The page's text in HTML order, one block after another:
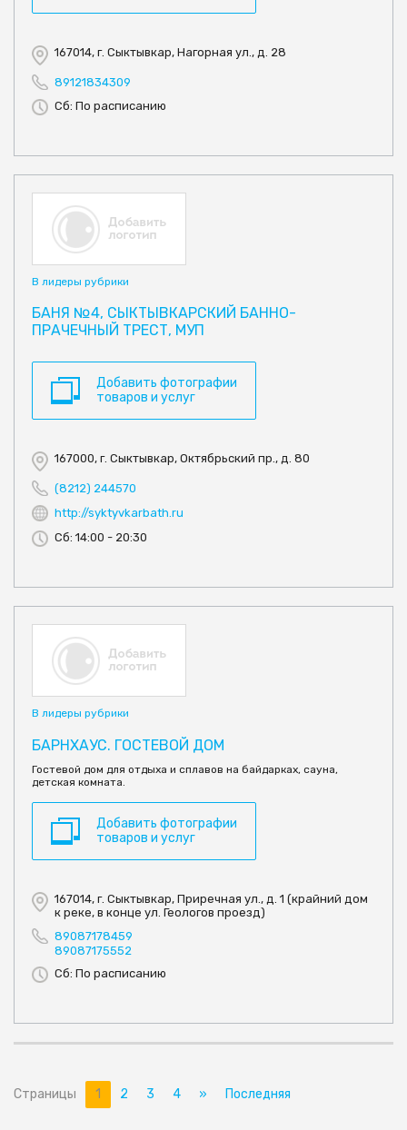
167014, г. Сыктывкар, Нагорная ул., д. 28
89121834309
Сб: По расписанию
В лидеры рубрики
БАНЯ №4, СЫКТЫВКАРСКИЙ БАННО-
ПРАЧЕЧНЫЙ ТРЕСТ, МУП
Добавить фотографии
товаров и услуг
167000, г. Сыктывкар, Октябрьский пр., д. 80
(8212) 244570
http://syktyvkarbath.ru
Сб: 14:00 - 20:30
В лидеры рубрики
БАРНХАУС. ГОСТЕВОЙ ДОМ
Гостевой дом для отдыха и сплавов на байдарках, сауна,
детская комната.
Добавить фотографии
товаров и услуг
167014, г. Сыктывкар, Приречная ул., д. 1 (крайний дом
к реке, в конце ул. Геологов проезд)
89087178459
89087175552
Сб: По расписанию
Страницы 1 2 3 4 » Последняя